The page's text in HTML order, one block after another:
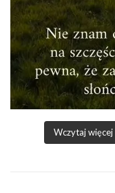
Wczytaj więcej